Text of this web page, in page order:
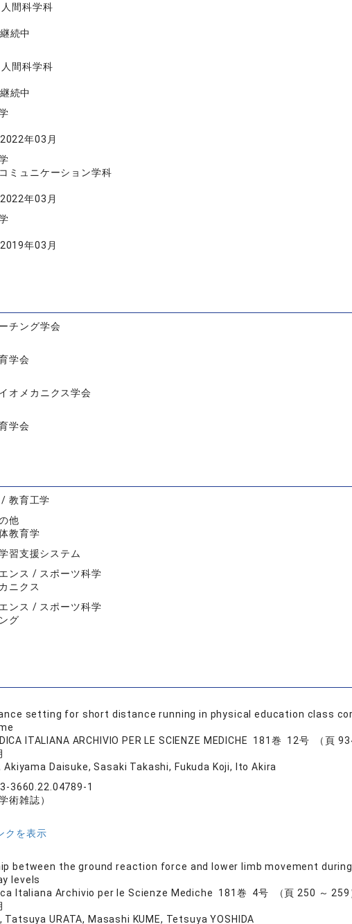
間科学科
続中
間科学科
続中
年03月
ミュニケーション学科
年03月
年03月
チング学会
学会
オメカニクス学会
学会
/ 教育工学
他
教育学
習支援システム
ンス / スポーツ科学
ニクス
ンス / スポーツ科学
グ
setting for short distance running in physical education class
ITALIANA ARCHIVIO PER LE SCIENZE MEDICHE 181巻 12号 （頁
Daisuke, Sasaki Takashi, Fukuda Koji, Ito Akira
3660.22.04789-1
術雑誌）
クを表示
between the ground reaction force and lower limb movement
levels
Italiana Archivio per le Scienze Mediche 181巻 4号 （頁 250 ～ 259
Tatsuya URATA, Masashi KUME, Tetsuya YOSHIDA